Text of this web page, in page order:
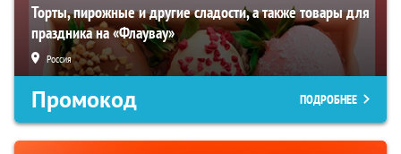
Торты, пирожные и другие сладости, а также товары для
праздника на «Флаувау»
Россия
Промокод ПОДРОБНЕЕ